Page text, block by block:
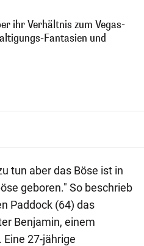
ihr Verhältnis zum Vegas-
Fantasien und
tun aber das Böse ist in
geboren." So beschrieb
Paddock (64) das
Benjamin, einem
Eine 27-jährige